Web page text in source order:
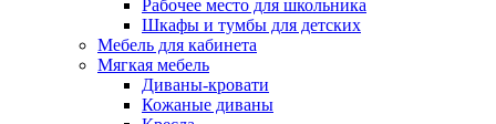
Рабочее место для школьника
Шкафы и тумбы для детских
Мебель для кабинета
Мягкая мебель
Диваны-кровати
Кожаные диваны